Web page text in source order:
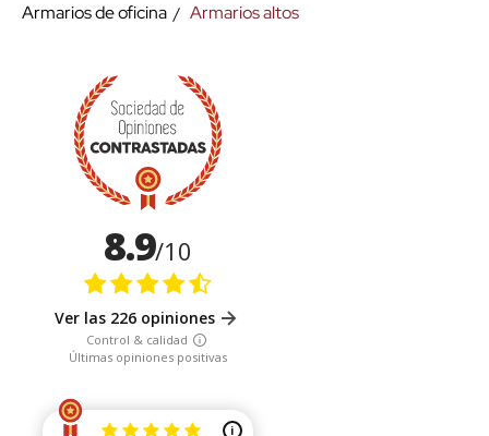
Armarios de oficina
Armarios altos